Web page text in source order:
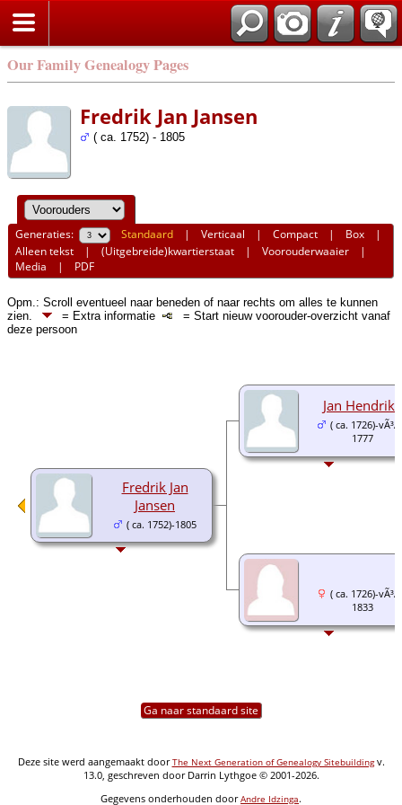
Our Family Genealogy Pages
Fredrik Jan Jansen
( ca. 1752) - 1805
Generaties: Standaard |Verticaal |Compact | Box |
Alleen tekst |(Uitgebreide)kwartierstaat |Voorouderwaaier |
Media | PDF
Opm.: Scroll eventueel naar beneden of naar rechts om alles te kunnen
zien.
= Extra informatie
= Start nieuw voorouder-overzicht vanaf
deze persoon
Fredrik Jan
Jansen
( ca. 1752)-1805
Jan Hendriks
( ca. 1726)-
1777
( ca. 1726)-
1833
Ga naar standaard site
Deze site werd aangemaakt doorThe Next Generation of Genealogy Sitebuildingv.
13.0, geschreven door Darrin Lythgoe © 2001-2026.
Gegevens onderhouden doorAndre Idzinga.